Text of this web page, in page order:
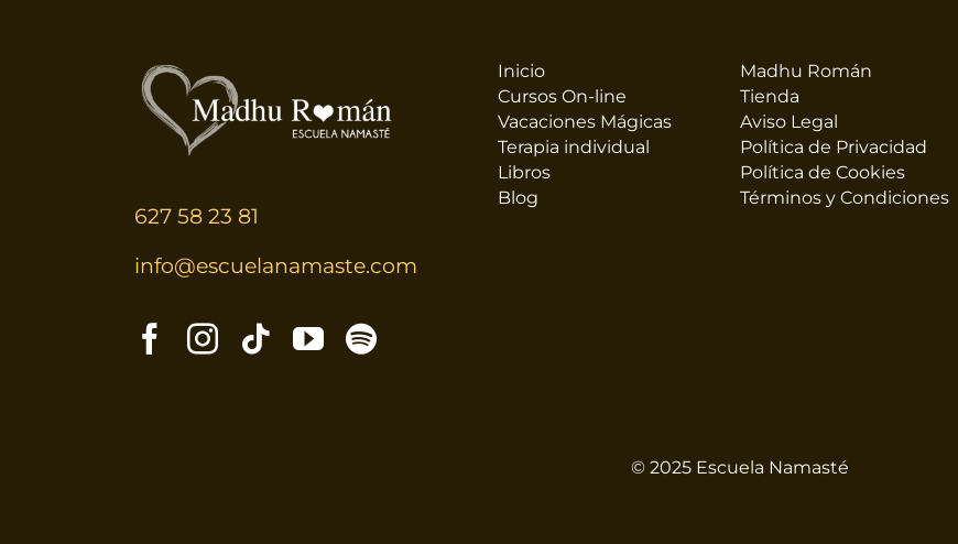
627 58 23 81
info@escuelanamaste.com
Inicio
Cursos On-line
Vacaciones Mágicas
Terapia individual
Libros
Blog
Madhu Román
Tienda
Aviso Legal
Política de Privacidad
Política de Cookies
Términos y Condiciones
© 2025 Escuela Namasté